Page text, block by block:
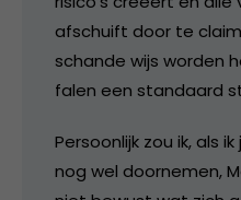
afschuift door te
schande wijs worden
falen een standaard
Persoonlijk zou ik, als
nog wel doornemen,